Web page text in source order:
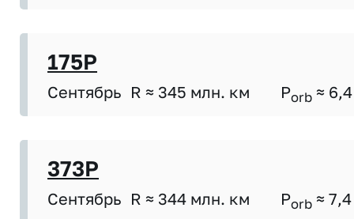
175P
Сентябрь R ≈ 345 млн. км Porb ≈ 6,4
373P
Сентябрь R ≈ 344 млн. км Porb ≈ 7,4